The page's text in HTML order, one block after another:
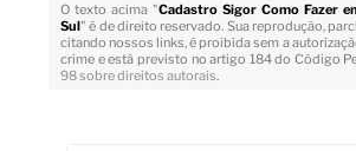
O texto acima "Cadastro Sigor Como Fazer
Sul" é de direito reservado. Sua reprodução,
citando nossos links, é proibida sem a
crime e está previsto no artigo 184 do Código
98 sobre direitos autorais.